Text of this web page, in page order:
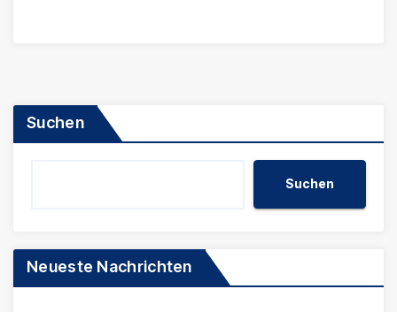
Suchen
Suchen
Neueste Nachrichten